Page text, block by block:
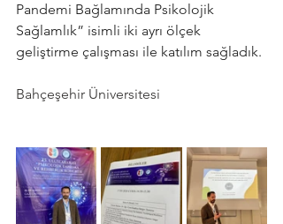
Pandemi Bağlamında Psikolojik
Sağlamlık” isimli iki ayrı ölçek
geliştirme çalışması ile katılım sağladık.
Bahçeşehir Üniversitesi